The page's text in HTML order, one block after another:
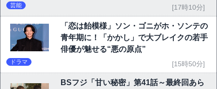
芸能 [17時10分]
「恋は飴模様」ソン・ゴニがホ・ソンテの
青年期に！「かかし」で大ブレイクの若手
俳優が魅せる“悪の原点”
ドラマ [15時50分]
BSフジ「甘い秘密」第41話～最終回あら